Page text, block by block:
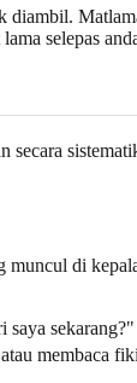
diambil.
selepas
di
saya
membaca